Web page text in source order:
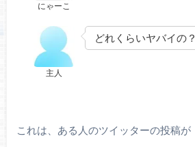
にゃーこ
主人
どれくらいヤバイの？
これは、ある人のツイッターの投稿が